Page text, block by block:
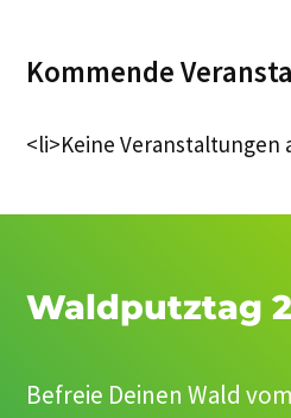
Kommende
<li>Keine Veranstaltungen
Waldputztag
Befreie Deinen Wald